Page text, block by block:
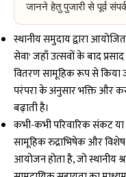
जानने हेतु पुजारी से पूर्व
स्थानीय समुदाय द्वारा
सेवा' जहाँ उत्सवों के बाद
वितरण सामूहिक रूप से किया
परंपरा के अनुसार भक्ति और
बढ़ाती है।
कभी-कभी परिवारिक संकट या
सामूहिक रुद्राभिषेक और
आयोजन होता है, जो स्थानीय